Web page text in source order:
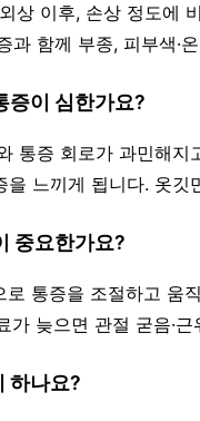
외상 이후, 손상 정도에
과 함께 부종, 피부색·
증이 심한가요?
통증 회로가 과민해
을 느끼게 됩니다. 옷
중요한가요?
통증을 조절하고 움
가 늦으면 관절 굳음·
하나요?